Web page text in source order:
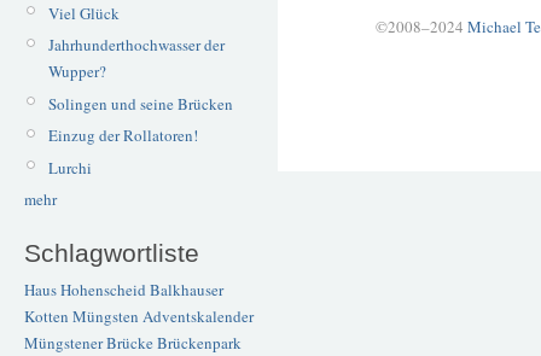
Viel Glück
Jahrhunderthochwasser der
Wupper?
Solingen und seine Brücken
Einzug der Rollatoren!
Lurchi
mehr
Schlagwortliste
Haus Hohenscheid Balkhauser
Kotten Müngsten Adventskalender
Müngstener BrückeBrückenpark
©2008–2024 Michael